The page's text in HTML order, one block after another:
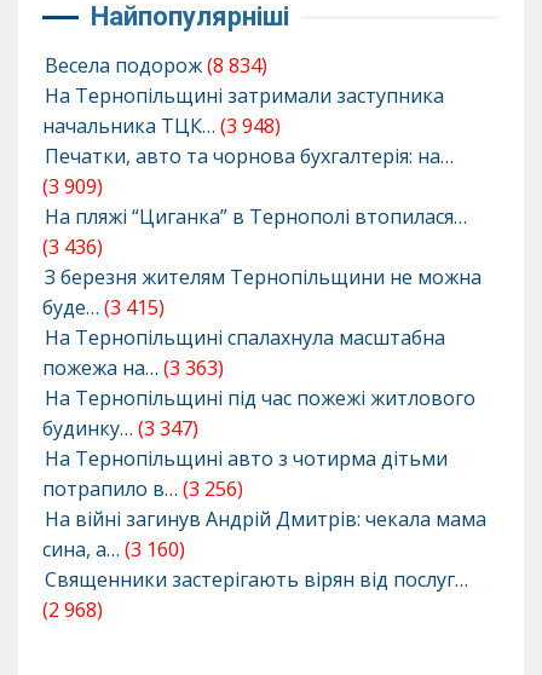
Найпопулярніші
Весела подорож(8 834)
На Тернопільщині затримали заступника
начальника ТЦК… (3 948)
Печатки, авто та чорнова бухгалтерія: на…
(3 909)
На пляжі “Циганка” в Тернополі втопилася…
(3 436)
З березня жителям Тернопільщини не можна
буде… (3 415)
На Тернопільщині спалахнула масштабна
пожежа на… (3 363)
На Тернопільщині під час пожежі житлового
будинку… (3 347)
На Тернопільщині авто з чотирма дітьми
потрапило в… (3 256)
На війні загинув Андрій Дмитрів: чекала мама
сина, а… (3 160)
Священники застерігають вірян від послуг…
(2 968)